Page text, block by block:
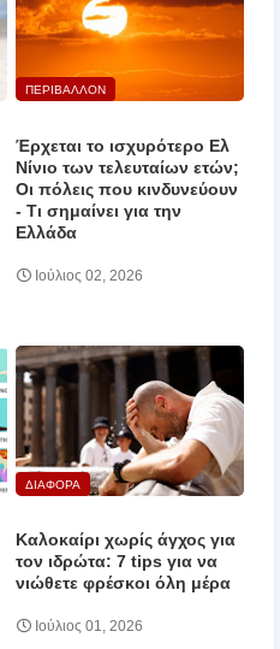
ΠΕΡΙΒΑΛΛΟΝ
Έρχεται το ισχυρότερο Ελ
Νίνιο των τελευταίων ετών;
Οι πόλεις που κινδυνεύουν
‑ Τι σημαίνει για την
Ελλάδα
Ιούλιος 02, 2026
ΔΙΑΦΟΡΑ
Καλοκαίρι χωρίς άγχος για
τον ιδρώτα: 7 tips για να
νιώθετε φρέσκοι όλη μέρα
Ιούλιος 01, 2026